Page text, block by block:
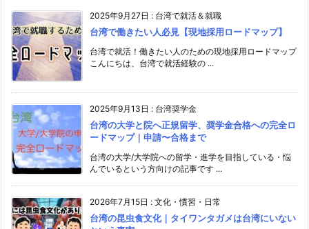
2025年9月27日 : 台湾で就活＆就職
台湾で働きたい人必見【現地採用ロードマップ】
台湾で就活！働きたい人のための現地採用ロードマップ
こんにちは、台湾で就活経験の ...
2025年9月13日 : 台湾奨学金
台湾の大学と院へ正規留学、奨学金合格への完全ロ
ードマップ｜申請〜合格まで
台湾の大学/大学院への留学・進学を目指している・悩
んでいるという方向けの記事です ...
2026年7月15日 : 文化・慣習・日常
台湾の昆虫食文化｜タイワンタガメは台湾にいない